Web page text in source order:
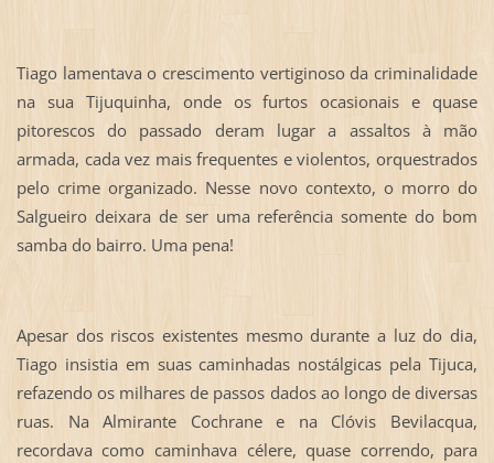
Tiago lamentava o crescimento vertiginoso da criminalidade
na sua Tijuquinha, onde os furtos ocasionais e quase
pitorescos do passado deram lugar a assaltos à mão
armada, cada vez mais frequentes e violentos, orquestrados
pelo crime organizado. Nesse novo contexto, o morro do
Salgueiro deixara de ser uma referência somente do bom
samba do bairro. Uma pena!
Apesar dos riscos existentes mesmo durante a luz do dia,
Tiago insistia em suas caminhadas nostálgicas pela Tijuca,
refazendo os milhares de passos dados ao longo de diversas
ruas. Na Almirante Cochrane e na Clóvis Bevilacqua,
recordava como caminhava célere, quase correndo, para